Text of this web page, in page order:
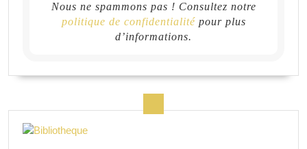
Nous ne spammons pas ! Consultez notre
politique de confidentialitépour plus
d’informations.